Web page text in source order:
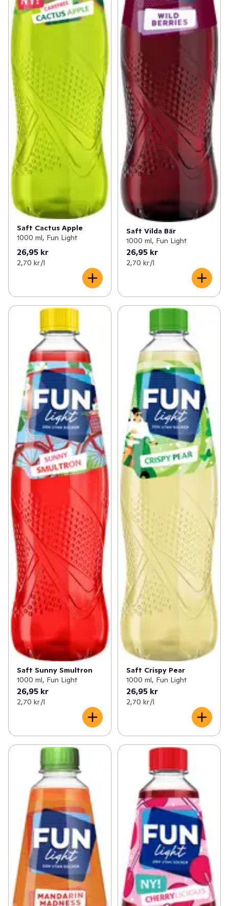
Saft Cactus Apple
1000 ml, Fun Light
26,95 kr
2,70 kr /l
Saft Vilda Bär
1000 ml, Fun Light
26,95 kr
2,70 kr /l
Saft Sunny Smultron
1000 ml, Fun Light
26,95 kr
2,70 kr /l
Saft Crispy Pear
1000 ml, Fun Light
26,95 kr
2,70 kr /l